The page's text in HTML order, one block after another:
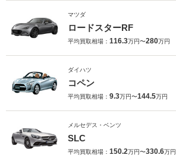
マツダ
ロードスターRF
平均買取相場： 116.3万円〜280万円
ダイハツ
コペン
平均買取相場： 9.3万円〜144.5万円
メルセデス・ベンツ
SLC
平均買取相場： 150.2万円〜330.6万円